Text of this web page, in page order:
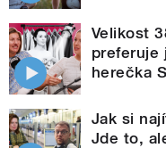
Velikost
preferuje
herečka
Jak si
Jde to,